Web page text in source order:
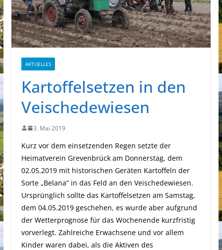
AKTUELLES
Kartoffelsetzen in den
Veischedewiesen
3. Mai 2019
Kurz vor dem einsetzenden Regen setzte der
Heimatverein Grevenbrück am Donnerstag, dem
02.05.2019 mit historischen Geräten Kartoffeln der
Sorte „Belana“ in das Feld an den Veischedewiesen.
Ursprünglich sollte das Kartoffelsetzen am Samstag,
dem 04.05.2019 geschehen, es wurde aber aufgrund
der Wetterprognose für das Wochenende kurzfristig
vorverlegt. Zahlreiche Erwachsene und vor allem
Kinder waren dabei, als die Aktiven des